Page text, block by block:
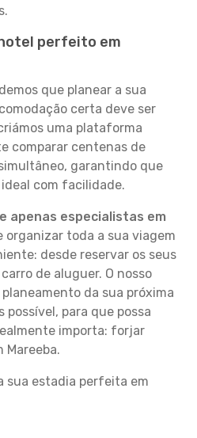
perfeito em
que planear a sua
certa deve ser
uma plataforma
comparar centenas de
garantindo que
com facilidade.
apenas especialistas em
organizar toda a sua viagem
desde reservar os seus
de aluguer. O nosso
da sua próxima
possível, para que possa
importa: forjar
Mareeba.
sua estadia perfeita em